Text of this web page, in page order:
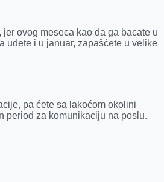
ovog meseca kao da ga bacate u
uđete i u januar, zapašćete u velike
pa ćete sa lakoćom okolini
period za komunikaciju na poslu.